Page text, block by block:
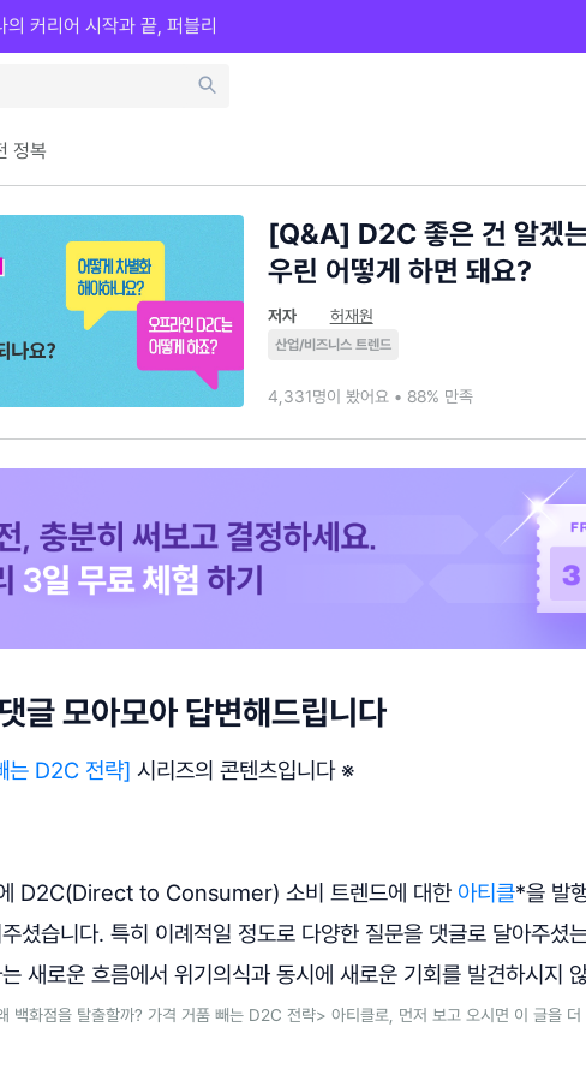
정복
의 커리어 시작과 끝, 퍼블리
[Q&A] D2C 좋은 건 알겠
우린 어떻게 하면 돼요?
저자 허재원
산업/비즈니스 트렌드
4,331명이 봤어요 • 88% 만족
글 모아모아 답변해드립니다
는 D2C 전략] 시리즈의 콘텐츠입니다 ※
D2C(Direct to Consumer) 소비 트렌드에 대한 아티클*을 발
셨습니다. 특히 이례적일 정도로 다양한 질문을 댓글로 달아주셨
새로운 흐름에서 위기의식과 동시에 새로운 기회를 발견하시지
백화점을 탈출할까? 가격 거품 빼는 D2C 전략> 아티클로, 먼저 보고 오시면 이 글을 더